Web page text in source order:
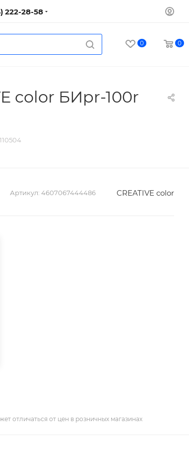
222-28-58
0 0
color БИpr-100r
Артикул: 4607067444486 CREATIVE color
отличаться от цен в розничных магазинах